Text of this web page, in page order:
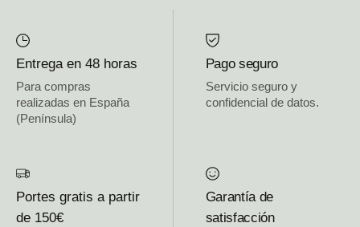
Entrega en 48 horas
Para compras
realizadas en España
(Península)
Pago seguro
Servicio seguro y
confidencial de datos.
Portes gratis a partir
de 150€
Garantía de
satisfacción